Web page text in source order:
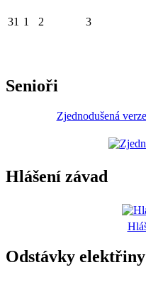
31 1 2 3
Senioři
Zjednodušená
Hlášení závad
Odstávky elektřiny